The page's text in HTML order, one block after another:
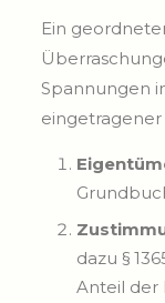
Ein
Spannungen
dazu §
Anteil der